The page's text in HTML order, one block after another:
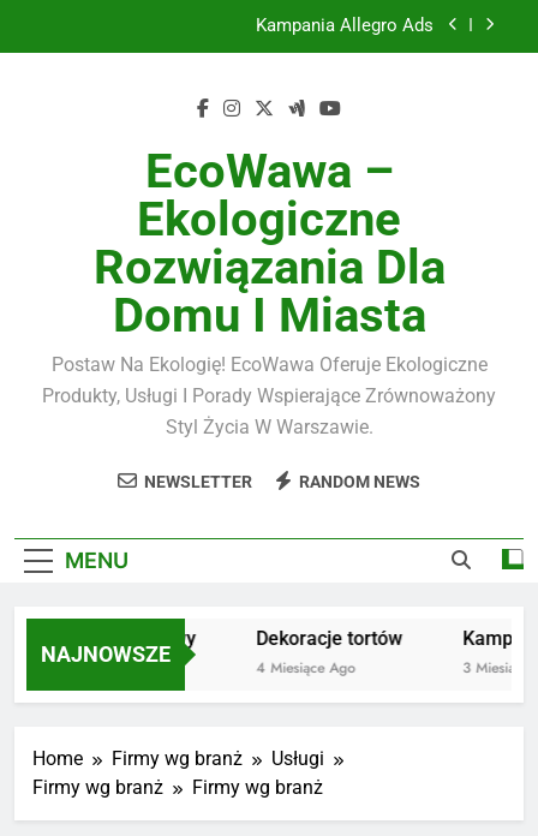
Kampania Allegro Ads
Dekoracje tortów
Kampania Allegro Ads
Szkło hartowane 9H do smartfona komplet
EcoWawa –
Ekologiczne
Rozwiązania Dla
Domu I Miasta
Postaw Na Ekologię! EcoWawa Oferuje Ekologiczne
Produkty, Usługi I Porady Wspierające Zrównoważony
Styl Życia W Warszawie.
NEWSLETTER RANDOM NEWS
MENU
NAJNOWSZE
Ago
Dekoracje tortów
4 Miesiące Ago
Kampania
3 Miesiące Ago
Home Firmy wg branż
Usługi
Firmy wg branż
Firmy wg branż